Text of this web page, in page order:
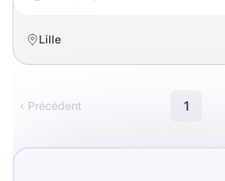
Lille
‹ Précédent 1